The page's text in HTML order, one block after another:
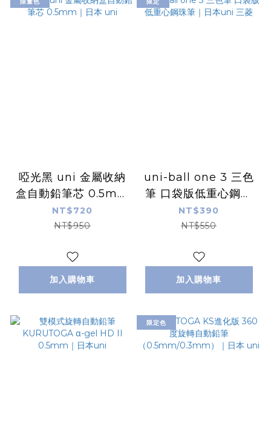
啞光黑 uni 金屬收納
盒自動鉛筆芯 0.5mm
｜日本 uni
NT$720
NT$950
加入購物車
uni-ball one 3 三色
筆 口袋版低重心鋼珠
筆｜日本uni 三菱
NT$390
NT$550
加入購物車
限定色